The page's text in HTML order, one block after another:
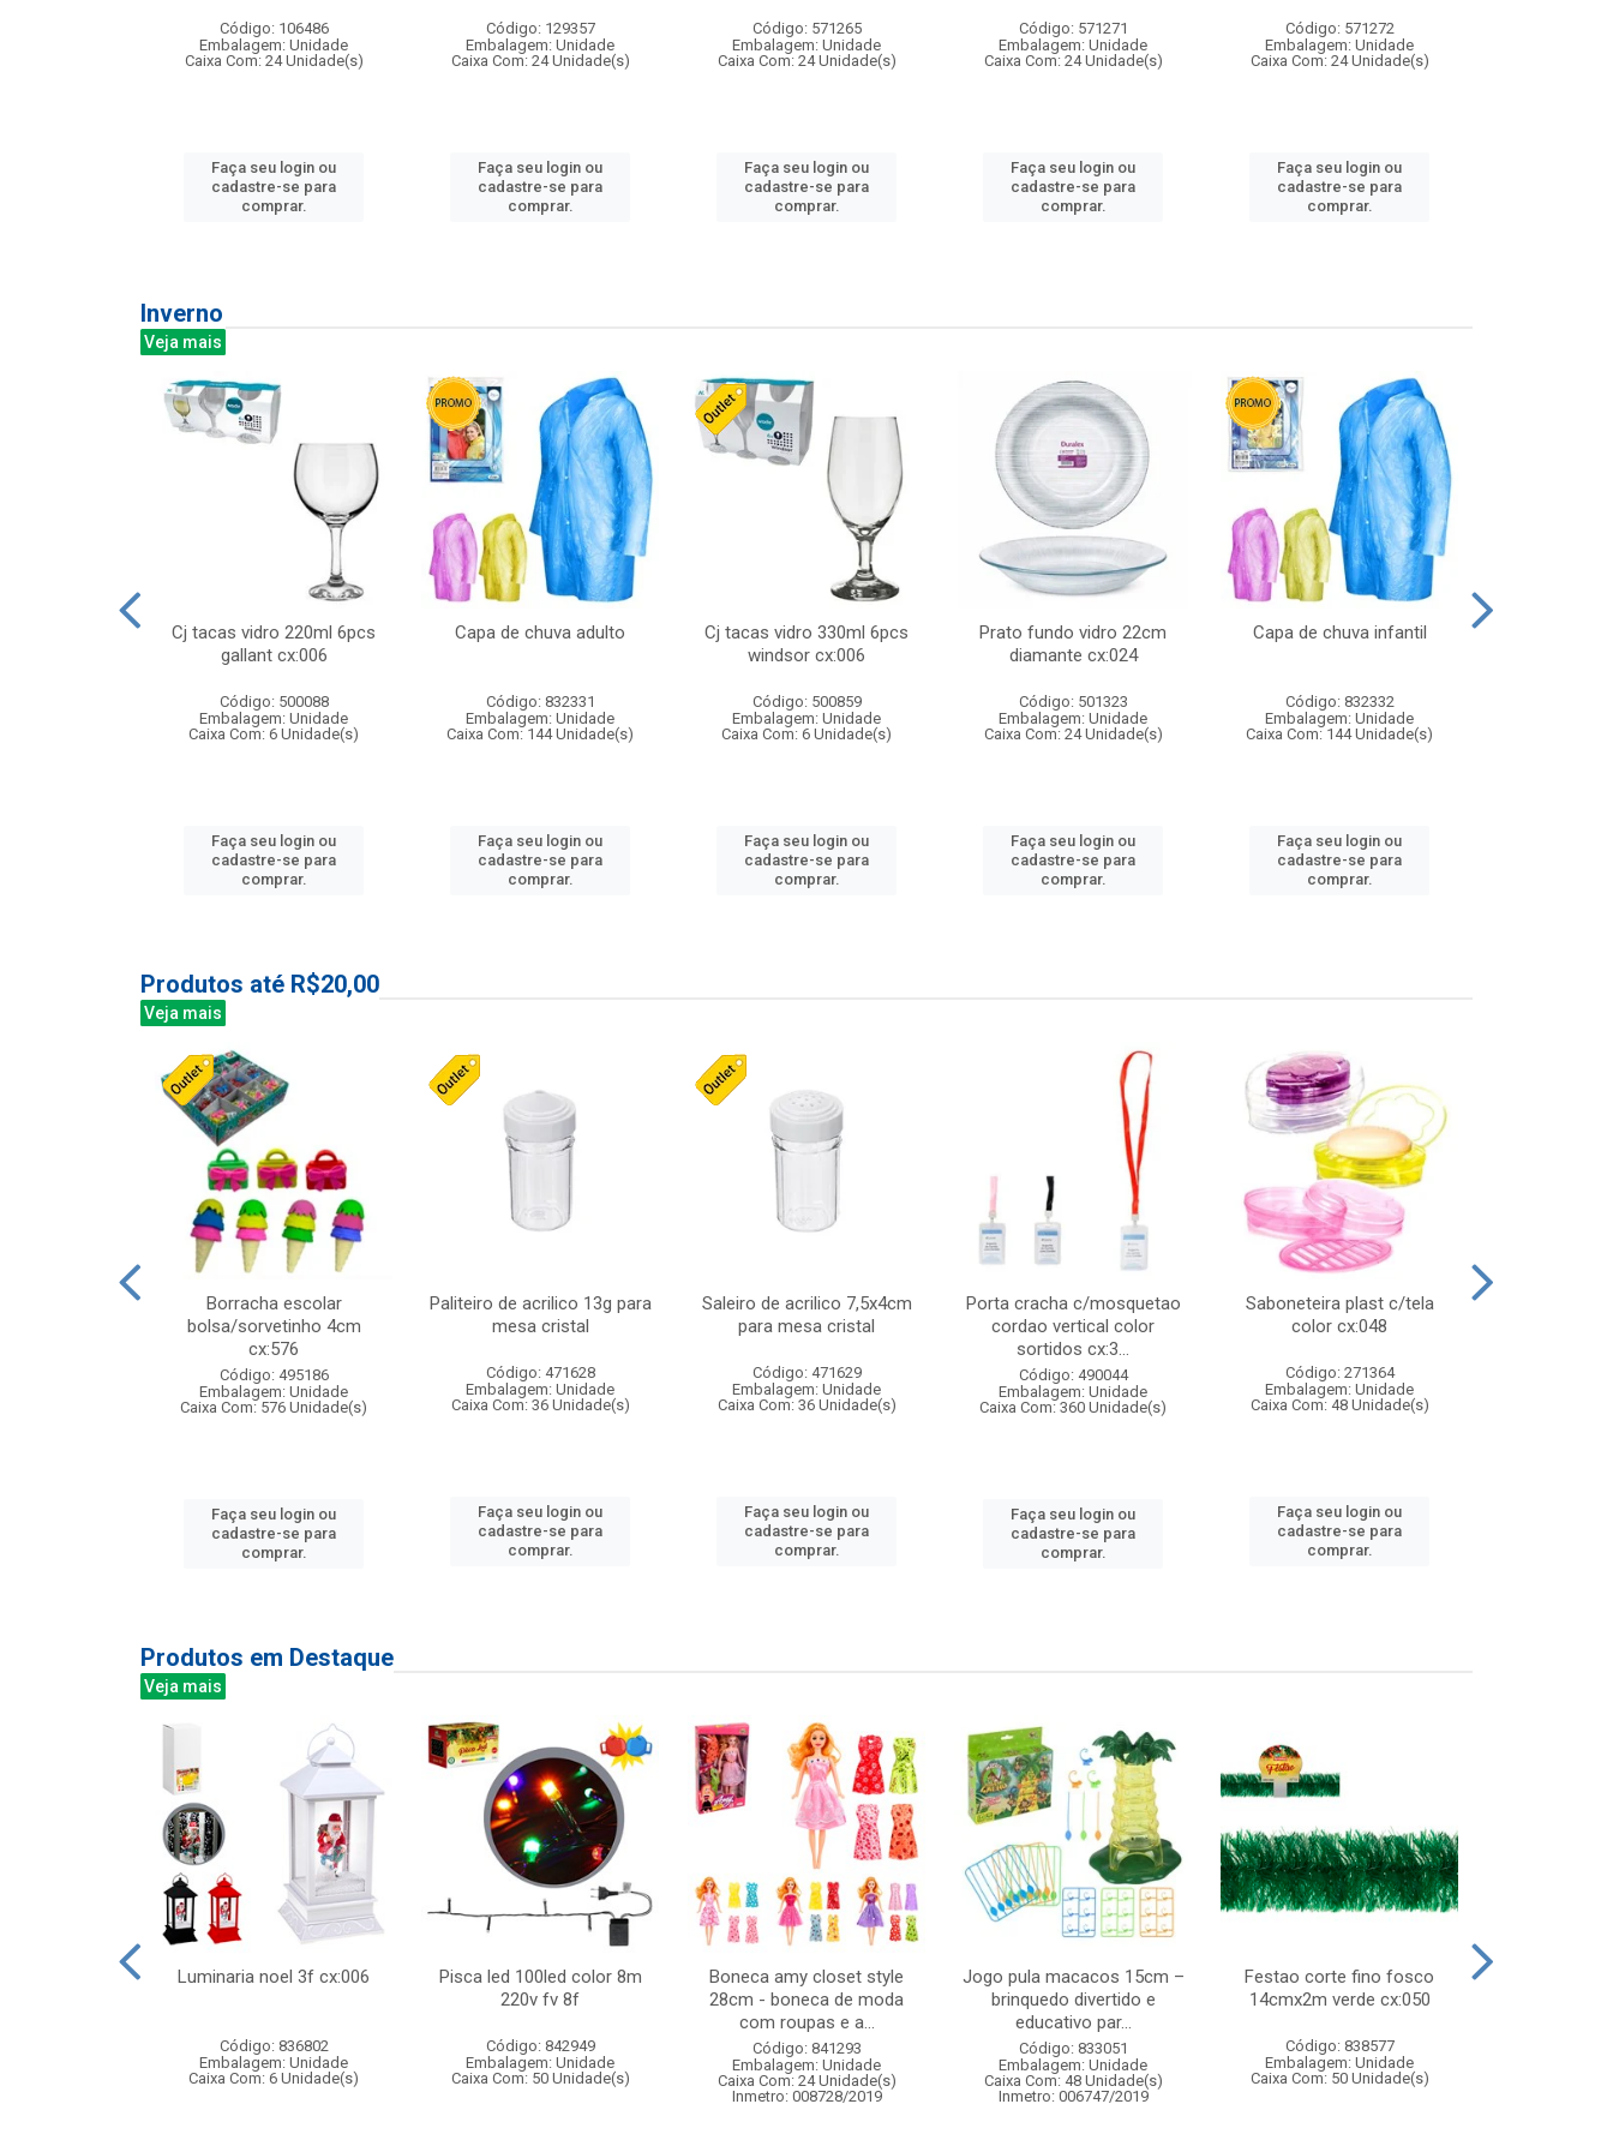
Código: 106486
Embalagem: Unidade
Caixa Com: 24 Unidade(s)
Faça seu login ou
cadastre-se para
comprar.
Código: 129357
Embalagem: Unidade
Caixa Com: 24 Unidade(s)
Faça seu login ou
cadastre-se para
comprar.
Código: 571265
Embalagem: Unidade
Caixa Com: 24 Unidade(s)
Faça seu login ou
cadastre-se para
comprar.
Código: 571271
Embalagem: Unidade
Caixa Com: 24 Unidade(s)
Faça seu login ou
cadastre-se para
comprar.
Código: 571272
Embalagem: Unidade
Caixa Com: 24 Unidade(s)
Faça seu login ou
cadastre-se para
comprar.
Inverno
Veja mais
Cj tacas vidro 220ml 6pcs
gallant cx:006
Código: 500088
Embalagem: Unidade
Caixa Com: 6 Unidade(s)
Faça seu login ou
cadastre-se para
comprar.
Capa de chuva adulto
Código: 832331
Embalagem: Unidade
Caixa Com: 144 Unidade(s)
Faça seu login ou
cadastre-se para
comprar.
Cj tacas vidro 330ml 6pcs
windsor cx:006
Código: 500859
Embalagem: Unidade
Caixa Com: 6 Unidade(s)
Faça seu login ou
cadastre-se para
comprar.
Prato fundo vidro 22cm
diamante cx:024
Código: 501323
Embalagem: Unidade
Caixa Com: 24 Unidade(s)
Faça seu login ou
cadastre-se para
comprar.
Capa de chuva infantil
Código: 832332
Embalagem: Unidade
Caixa Com: 144 Unidade(s)
Faça seu login ou
cadastre-se para
comprar.
Produtos até R$20,00
Veja mais
Borracha escolar
bolsa/sorvetinho 4cm
cx:576
Código: 495186
Embalagem: Unidade
Caixa Com: 576 Unidade(s)
Faça seu login ou
cadastre-se para
comprar.
Paliteiro de acrilico 13g para
mesa cristal
Código: 471628
Embalagem: Unidade
Caixa Com: 36 Unidade(s)
Faça seu login ou
cadastre-se para
comprar.
Saleiro de acrilico 7,5x4cm
para mesa cristal
Código: 471629
Embalagem: Unidade
Caixa Com: 36 Unidade(s)
Faça seu login ou
cadastre-se para
comprar.
Porta cracha c/mosquetao
cordao vertical color
sortidos cx:3...
Código: 490044
Embalagem: Unidade
Caixa Com: 360 Unidade(s)
Faça seu login ou
cadastre-se para
comprar.
Saboneteira plast c/tela
color cx:048
Código: 271364
Embalagem: Unidade
Caixa Com: 48 Unidade(s)
Faça seu login ou
cadastre-se para
comprar.
Produtos em Destaque
Veja mais
Luminaria noel 3f cx:006
Código: 836802
Embalagem: Unidade
Caixa Com: 6 Unidade(s)
Pisca led 100led color 8m
220v fv 8f
Código: 842949
Embalagem: Unidade
Caixa Com: 50 Unidade(s)
Boneca amy closet style
28cm - boneca de moda
com roupas e a...
Código: 841293
Embalagem: Unidade
Caixa Com: 24 Unidade(s)
Inmetro: 008728/2019
Jogo pula macacos 15cm –
brinquedo divertido e
educativo par...
Código: 833051
Embalagem: Unidade
Caixa Com: 48 Unidade(s)
Inmetro: 006747/2019
Festao corte fino fosco
14cmx2m verde cx:050
Código: 838577
Embalagem: Unidade
Caixa Com: 50 Unidade(s)